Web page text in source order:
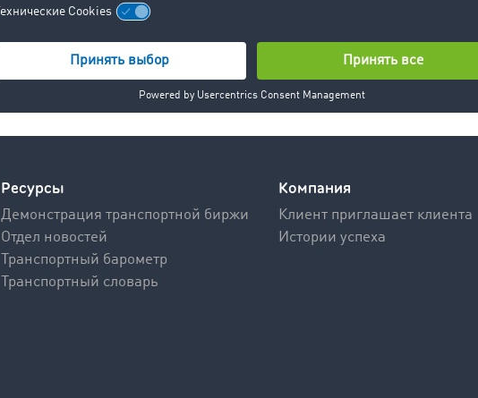
Узнайте больше >
Ресурсы
Демонстрация транспортной биржи
Отдел новостей
Транспортный барометр
Транспортный словарь
Компания
Клиент приглашает клиента
Истории успеха